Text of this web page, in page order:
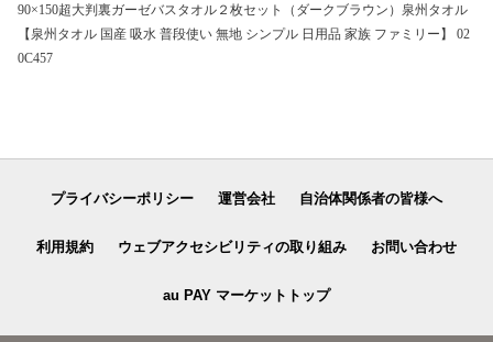
90×150超大判裏ガーゼバスタオル２枚セット（ダークブラウン）泉州タオル
【泉州タオル 国産 吸水 普段使い 無地 シンプル 日用品 家族 ファミリー】 02
0C457
プライバシーポリシー 運営会社 自治体関係者の皆様へ
利用規約 ウェブアクセシビリティの取り組み お問い合わせ
au PAY マーケットトップ